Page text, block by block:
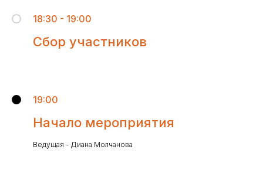
18:30 - 19:00
Сбор участников
19:00
Начало мероприятия
Ведущая - Диана Молчанова